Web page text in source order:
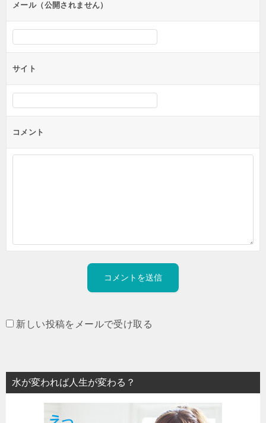
メール（公開されません）
サイト
コメント
新しい投稿をメールで受け取る
水が変われば人生が変わる？